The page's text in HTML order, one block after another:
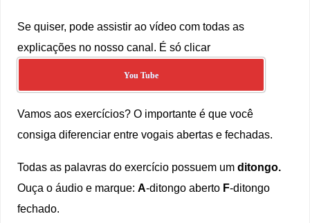
Se quiser, pode assistir ao vídeo com todas as
explicações no nosso canal. É só clicar
You Tube
Vamos aos exercícios? O importante é que você
consiga diferenciar entre vogais abertas e fechadas.
Todas as palavras do exercício possuem umditongo.
Ouça o áudio e marque:A-ditongo aberto F-ditongo
fechado.